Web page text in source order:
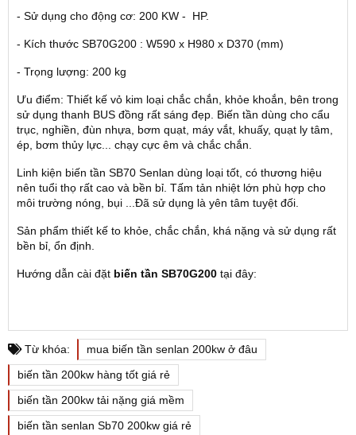
- Sử dụng cho động cơ: 200 KW - HP.
- Kích thước SB70G200 : W590 x H980 x D370 (mm)
- Trọng lượng: 200 kg
Ưu điểm: Thiết kế vỏ kim loại chắc chắn, khỏe khoắn, bên trong
sử dụng thanh BUS đồng rất sáng đẹp. Biến tần dùng cho cẩu
trục, nghiền, đùn nhựa, bơm quạt, máy vắt, khuấy, quạt ly tâm,
ép, bơm thủy lực... chạy cực êm và chắc chắn.
Linh kiện biến tần SB70 Senlan dùng loại tốt, có thương hiệu
nên tuổi thọ rất cao và bền bỉ. Tấm tản nhiệt lớn phù hợp cho
môi trường nóng, bụi ...Đã sử dụng là yên tâm tuyệt đối.
Sản phẩm thiết kế to khỏe, chắc chắn, khá nặng và sử dụng rất
bền bỉ, ổn định.
Hướng dẫn cài đặt biến tần SB70G200 tại đây:
Từ khóa:
mua biến tần senlan 200kw ở đâu
biến tần 200kw hàng tốt giá rẻ
biến tần 200kw tải nặng giá mềm
biến tần senlan Sb70 200kw giá rẻ